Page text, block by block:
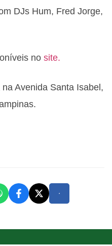
DJs Hum, Fred Jorge,
no site.
Avenida Santa Isabel,